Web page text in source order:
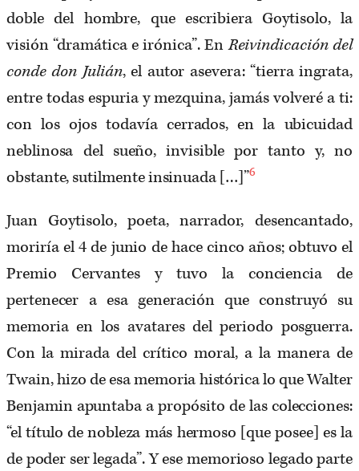
doble del hombre, que escribiera Goytisolo, la
visión “dramática e irónica”. EnReivindicación del
conde don Julián, el autor asevera: “tierra ingrata,
entre todas espuria y mezquina, jamás volveré a ti:
con los ojos todavía cerrados, en la ubicuidad
neblinosa del sueño, invisible por tanto y, no
obstante, sutilmente insinuada […]”6
Juan Goytisolo, poeta, narrador, desencantado,
moriría el 4 de junio de hace cinco años; obtuvo el
Premio Cervantes y tuvo la conciencia de
pertenecer a esa generación que construyó su
memoria en los avatares del periodo posguerra.
Con la mirada del crítico moral, a la manera de
Twain, hizo de esa memoria histórica lo que Walter
Benjamin apuntaba a propósito de las colecciones:
“el título de nobleza más hermoso [que posee] es la
de poder ser legada”. Y ese memorioso legado parte